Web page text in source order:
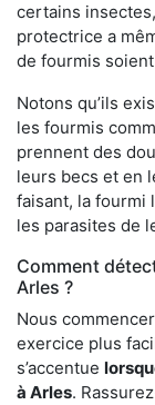
certains
protectrice a
de fourmis
Notons qu’ils
les fourmis
prennent des
leurs becs et en
faisant, la fourmi
les parasites de
Comment
Arles ?
Nous
exercice plus
s’accentue
à Arles.